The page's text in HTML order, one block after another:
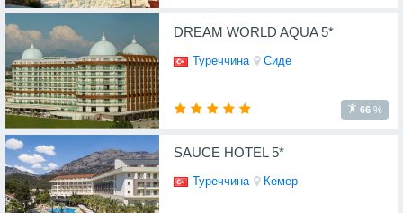
DREAM WORLD AQUA 5*
Туреччина Сиде
66%
SAUCE HOTEL 5*
Туреччина Кемер